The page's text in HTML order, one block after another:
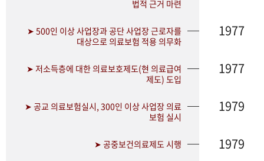
법적 근거 마련
➤ 500인 이상 사업장과 공단 사업장 근로자를
대상으로 의료보험 적용 의무화
1977
➤ 저소득층에 대한 의료보호제도(현 의료급여
제도) 도입
1977
➤ 공교 의료보험실시, 300인 이상 사업장 의료
보험 실시
1979
➤ 공중보건의료제도 시행 1979